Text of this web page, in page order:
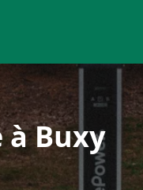
à Buxy